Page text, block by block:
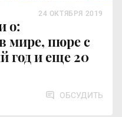
о:
мире, пюре с
год и еще 20
24 ОКТЯБРЯ 2019
ОБСУДИТЬ